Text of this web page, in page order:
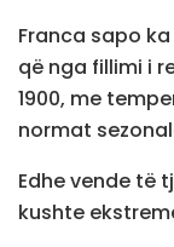
Franca sapo
që nga fillimi i
1900, me
normat
Edhe vende të
kushte